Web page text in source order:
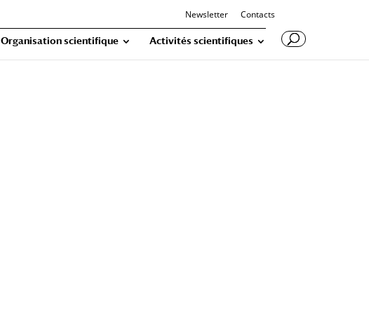
Newsletter Contacts
Organisation scientifique Activités scientifiques